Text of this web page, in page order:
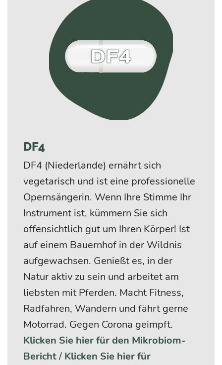
DF4
DF4 (Niederlande) ernährt sich
vegetarisch und ist eine professionelle
Opernsängerin. Wenn Ihre Stimme Ihr
Instrument ist, kümmern Sie sich
offensichtlich gut um Ihren Körper! Ist
auf einem Bauernhof in der Wildnis
aufgewachsen. Genießt es, in der
Natur aktiv zu sein und arbeitet am
liebsten mit Pferden. Macht Fitness,
Radfahren, Wandern und fährt gerne
Motorrad. Gegen Corona geimpft.
Klicken Sie hier für den Mikrobiom-
Bericht/ Klicken Sie hier für